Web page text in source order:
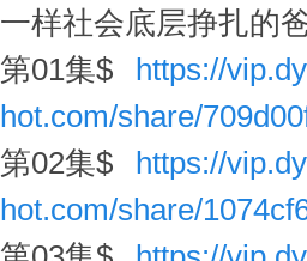
一样社会底层挣扎的
第01集$
https://
hot.com/share/
第02集$
https://
hot.com/share/